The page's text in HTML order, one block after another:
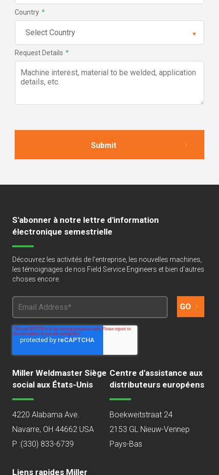
Country *
Request Details *
S'abonner à notre lettre d'information
électronique semestrielle
Découvrez les activités de l'entreprise, les nouvelles machines,
les témoignages de nos Field Service Engineers et bien d'autres
choses encore.
Miller Weldmaster Siège
social aux États-Unis
4220 Alabama Ave.
Navarre, OH 44662 USA
P :(330) 833-6739
Centre d'assistance aux
distributeurs européens
Boekweitstraat 24
2153 GL Nieuw-Vennep
Pays-Bas
Liens rapides Miller